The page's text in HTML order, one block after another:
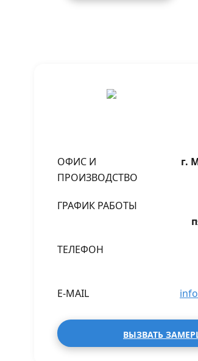
ОФИС И
ПРОИЗВОДСТВО
г.
ГРАФИК РАБОТЫ
ТЕЛЕФОН
E-MAIL
ВЫЗВАТЬ